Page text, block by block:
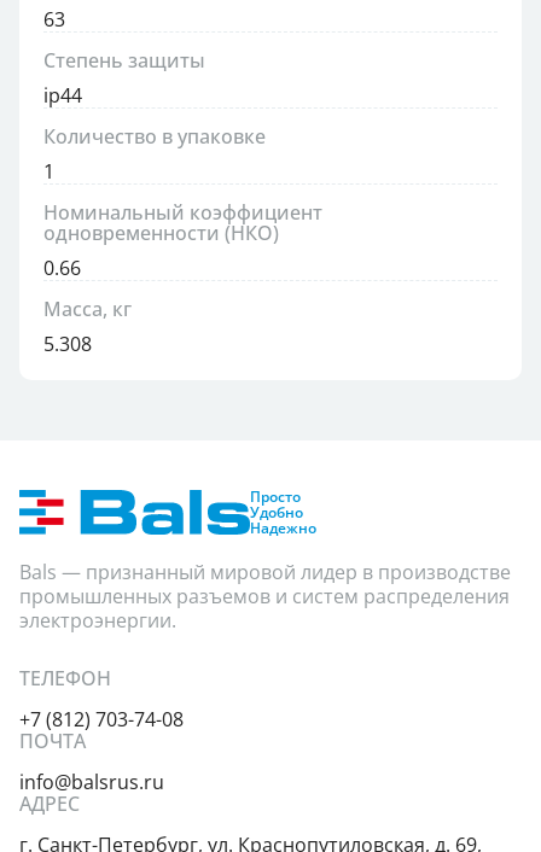
63
Степень защиты
ip44
Количество в упаковке
1
Номинальный коэффициент
одновременности (НКО)
0.66
Масса, кг
5.308
Просто
Удобно
Надежно
Bals — признанный мировой лидер в производстве
промышленных разъемов и систем распределения
электроэнергии.
ТЕЛЕФОН
+7 (812) 703-74-08
ПОЧТА
info@balsrus.ru
АДРЕС
г. Санкт-Петербург, ул. Краснопутиловская, д. 69,